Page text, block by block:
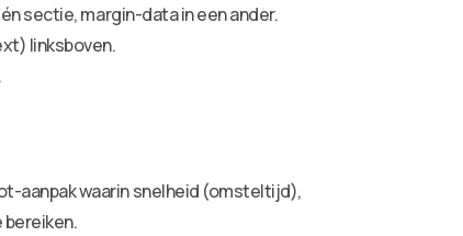
sectie, margin-data in een ander.
linksboven.
aanpak waarin snelheid (omsteltijd),